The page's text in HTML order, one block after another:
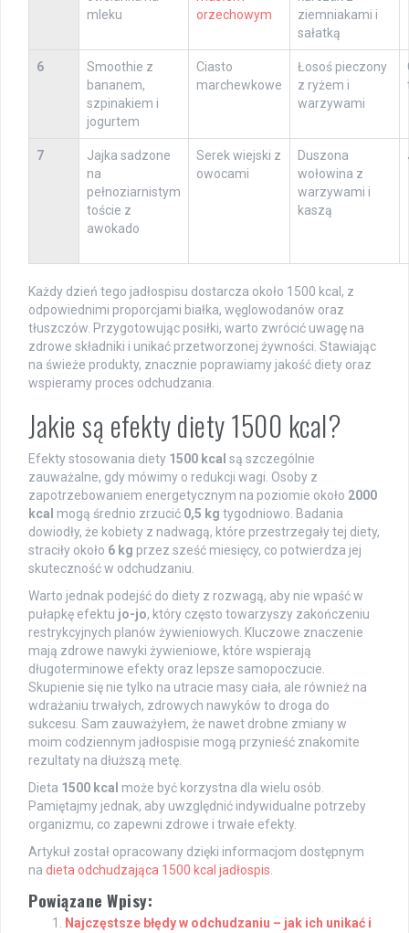
mleku
orzechowym
ziemniakami i
sałatką
6
Smoothie z
bananem,
szpinakiem i
jogurtem
Ciasto
marchewkowe
Łosoś pieczony
z ryżem i
warzywami
7
Jajka sadzone
na
pełnoziarnistym
toście z
awokado
Serek wiejski z
owocami
Duszona
wołowina z
warzywami i
kaszą
Każdy dzień tego jadłospisu dostarcza około 1500 kcal, z
odpowiednimi proporcjami białka, węglowodanów oraz
tłuszczów. Przygotowując posiłki, warto zwrócić uwagę na
zdrowe składniki i unikać przetworzonej żywności. Stawiając
na świeże produkty, znacznie poprawiamy jakość diety oraz
wspieramy proces odchudzania.
Jakie są efekty diety 1500 kcal?
Efekty stosowania diety 1500 kcal są szczególnie
zauważalne, gdy mówimy o redukcji wagi. Osoby z
zapotrzebowaniem energetycznym na poziomie około 2000
kcal mogą średnio zrzucić 0,5 kg tygodniowo. Badania
dowiodły, że kobiety z nadwagą, które przestrzegały tej diety,
straciły około 6 kg przez sześć miesięcy, co potwierdza jej
skuteczność w odchudzaniu.
Warto jednak podejść do diety z rozwagą, aby nie wpaść w
pułapkę efektu jo-jo, który często towarzyszy zakończeniu
restrykcyjnych planów żywieniowych. Kluczowe znaczenie
mają zdrowe nawyki żywieniowe, które wspierają
długoterminowe efekty oraz lepsze samopoczucie.
Skupienie się nie tylko na utracie masy ciała, ale również na
wdrażaniu trwałych, zdrowych nawyków to droga do
sukcesu. Sam zauważyłem, że nawet drobne zmiany w
moim codziennym jadłospisie mogą przynieść znakomite
rezultaty na dłuższą metę.
Dieta 1500 kcal może być korzystna dla wielu osób.
Pamiętajmy jednak, aby uwzględnić indywidualne potrzeby
organizmu, co zapewni zdrowe i trwałe efekty.
Artykuł został opracowany dzięki informacjom dostępnym
na dieta odchudzająca 1500 kcal jadłospis.
Powiązane Wpisy:
Najczęstsze błędy w odchudzaniu – jak ich unikać i